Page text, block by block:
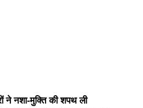
ने नशा-मुक्ति की शपथ ली